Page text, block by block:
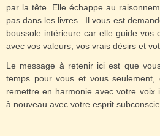
par la tête. Elle échappe au
pas dans les livres. Il vous est
boussole intérieure car elle guide vos
avec vos valeurs, vos vrais désirs et
Le message à retenir ici est que
temps pour vous et vous
remettre en harmonie avec votre voix
à nouveau avec votre esprit